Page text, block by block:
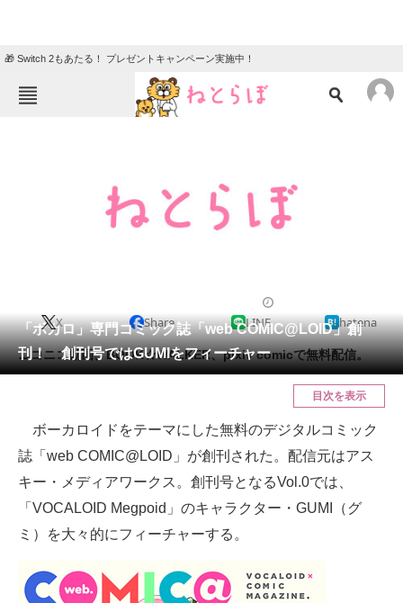
🎁 Switch 2もあたる！ プレゼントキャンペーン実施中！
クイズ
地域
会員記事
メディア
ITの今と未来を見通す
スマホと通信の最新トレンド
進化するPCとデバイスの未来
ビジネスと働き方のヒント
「ボカロ」専門コミック誌「web COMIC@LOID」創
刊！ 創刊号ではGUMIをフィーチャー
X Share LINE hatena
ニコニコ動画、BOOK☆WALKER、pixiv comicで無料配信。
目次を表示
ボーカロイドをテーマにした無料のデジタルコミック
誌「web COMIC@LOID」が創刊された。配信元はアス
キー・メディアワークス。創刊号となるVol.0では、
「VOCALOID Megpoid」のキャラクター・GUMI（グ
ミ）を大々的にフィーチャーする。